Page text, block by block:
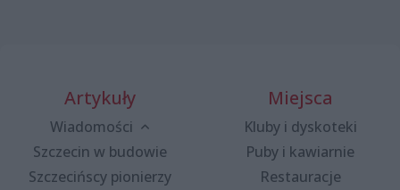
Artykuły
Wiadomości
Szczecin w budowie
Szczecińscy pionierzy
Miejsca
Kluby i dyskoteki
Puby i kawiarnie
Restauracje